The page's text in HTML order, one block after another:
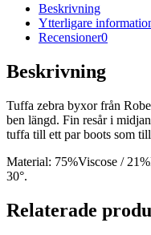
Beskrivning
Ytterligare
Recensioner0
Beskrivning
Tuffa zebra byxor från
ben längd. Fin resår i
tuffa till ett par boots som
Material: 75%Viscose /
30°.
Relaterade